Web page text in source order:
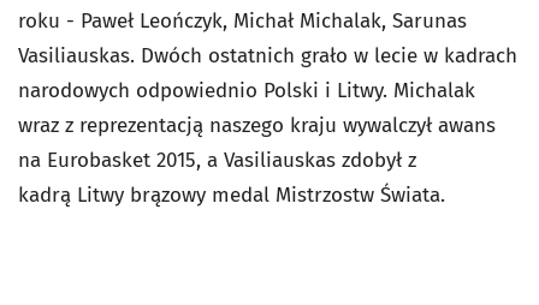
roku - Paweł Leończyk, Michał Michalak, Sarunas
Vasiliauskas. Dwóch ostatnich grało w lecie w kadrach
narodowych odpowiednio Polski i Litwy. Michalak
wraz z reprezentacją naszego kraju wywalczył awans
na Eurobasket 2015, a Vasiliauskas zdobył z
kadrą Litwy brązowy medal Mistrzostw Świata.